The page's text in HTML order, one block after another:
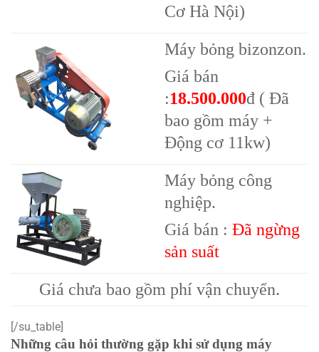
Cơ Hà Nội)
Máy bỏng bizonzon.
Giá bán
:18.500.000đ ( Đã
bao gồm máy +
Động cơ 11kw)
Máy bỏng công
nghiệp.
Giá bán :Đã ngừng
sản suất
Giá chưa bao gồm phí vận chuyển.
[/su_table]
Những câu hỏi thường gặp khi sử dụng máy